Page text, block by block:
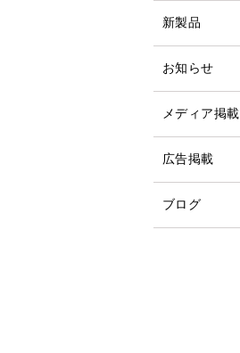
新製品
お知らせ
メディア掲載
広告掲載
ブログ